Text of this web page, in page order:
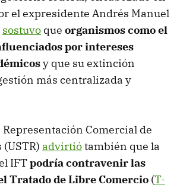
el expresidente Andrés Manuel
sostuvo que organismos como el
por intereses
y que su extinción
más centralizada y
Representación Comercial de
advirtiótambién que la
IFTpodría contravenir las
Tratado de Libre Comercio (T-